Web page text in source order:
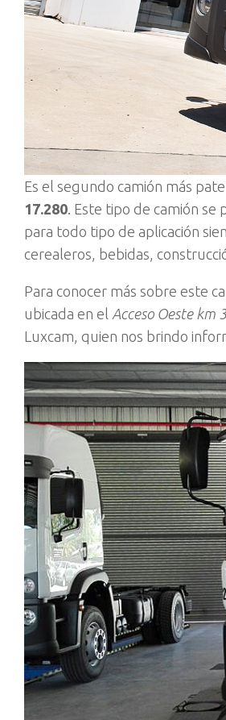
Es el segundo camión más
17.280. Este tipo de camión se
para todo tipo de aplicación
cerealeros, bebidas,
Para conocer más sobre este
ubicada en el Acceso Oeste km
Luxcam, quien nos brindo